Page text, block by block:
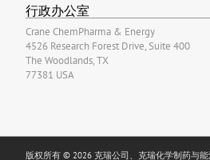
行政办公室
Crane ChemPharma & Energy
4526 Research Forest Drive, Suite 400
The Woodlands, TX
77381 USA
版权所有 © 2026 克瑞公司、克瑞化学制药与